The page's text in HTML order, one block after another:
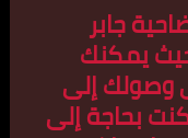
جابر
يمكنك
وصولك إلى
بحاجة إلى